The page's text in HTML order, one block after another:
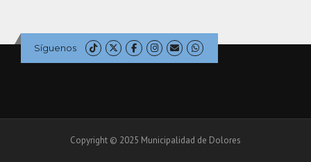
Síguenos
Copyright © 2025 Municipalidad de Dolores